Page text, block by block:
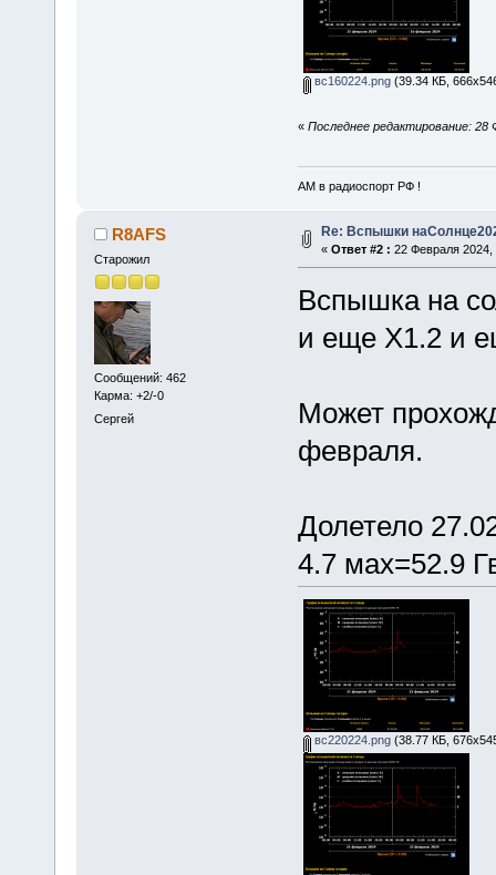
вс160224.png(39.34 КБ,
« Последнее редактирование: 28
АМ в радиоспорт РФ !
R8AFS
Старожил
Сообщений: 462
Карма: +2/-0
Сергей
Re: Вспышки
« Ответ #2 : 22 Февраля 2024,
Вспышка на
и еще Х1.2 и
Может
февраля.
Долетело
4.7 мах=52.9
вс220224.png(38.77 КБ,